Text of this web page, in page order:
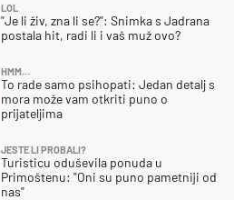
LOL
"Je li živ, zna li se?": Snimka s Jadrana
postala hit, radi li i vaš muž ovo?
HMM…
To rade samo psihopati: Jedan detalj s
mora može vam otkriti puno o
prijateljima
JESTE LI PROBALI?
Turisticu oduševila ponuda u
Primoštenu: "Oni su puno pametniji od
nas"